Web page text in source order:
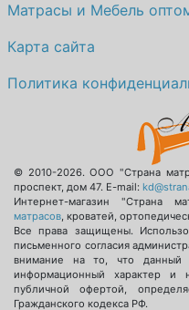
Матрасы и Мебель
Карта сайта
Политика
© 2010-2026.ООО "Страна
проспект, дом 47. E-mail:
Интернет-магазин "Страна
матрасов, кроватей,
Все права защищены.
письменного согласия
внимание на то, что данный
информационный характер и
публичной офертой,
Гражданского кодекса РФ.